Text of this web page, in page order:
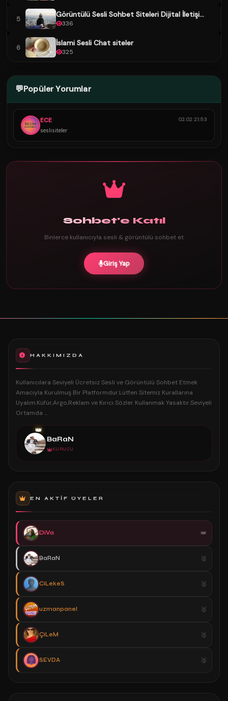
5 Görüntülü Sesli Sohbet Siteleri Dijital İletişi...
336
6 İslami Sesli Chat siteler
325
💬Popüler Yorumlar
ECE
seslisiteler
02.02 21:53
Sohbet'e Katıl
Binlerce kullanıcıyla sesli & görüntülü sohbet et
Giriş Yap
HAKKIMIZDA
Kullanıcılara Seviyeli Ücretsiz Sesli ve Görüntülü Sohbet Etmek
Amacıyla Kurulmuş Bir Platformdur.Lütfen Sitemiz Kurallarına
Uyalım.Küfür,Argo,Reklam ve Kırıcı Sözler Kullanmak Yasaktır.Seviyeli
Ortamda ...
👑
BaRaN
KURUCU
EN AKTIF ÜYELER
DiVa
BaRaN
CiLekeS
uzmanpanel
ÇiLeM
SEVDA